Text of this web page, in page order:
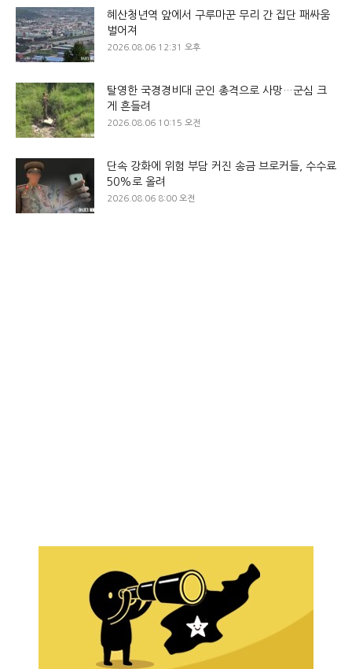
혜산청년역 앞에서 구루마꾼 무리 간 집단 패싸움
벌어져
2026.08.06 12:31 오후
탈영한 국경경비대 군인 총격으로 사망…군심 크
게 흔들려
2026.08.06 10:15 오전
단속 강화에 위험 부담 커진 송금 브로커들, 수수료
50%로 올려
2026.08.06 8:00 오전